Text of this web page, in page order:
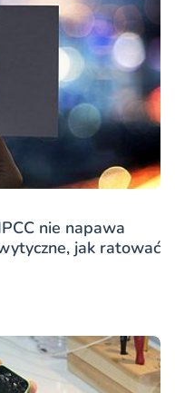
nie napawa
jak ratować